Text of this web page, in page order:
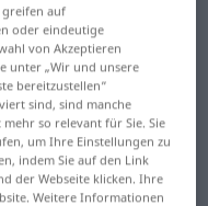
für
Englisch
auf
oder eindeutige
von Akzeptieren
unter „Wir und unsere
bereitzustellen“
sind, sind manche
so relevant für Sie. Sie
um Ihre Einstellungen zu
indem Sie auf den Link
der Webseite klicken. Ihre
Weitere Informationen